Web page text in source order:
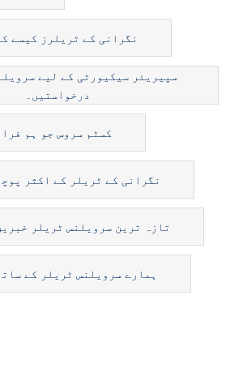
نگرانی کے ٹریلرز کیسے
سپیریئر سیکیورٹی کے لیے
درخواستیں۔
کسٹم سروس جو ہم
نگرانی کے ٹریلر کے اکثر
تازہ ترین سرویلنس ٹریلر
ہمارے سرویلنس ٹریلر کے